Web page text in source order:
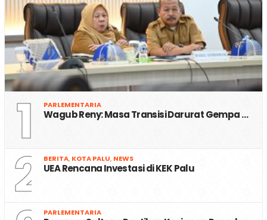
1 PARLEMENTARIA
Wagub Reny: Masa Transisi Darurat Gempa …
2 BERITA, KOTA PALU, NEWS
UEA Rencana Investasi di KEK Palu
PARLEMENTARIA